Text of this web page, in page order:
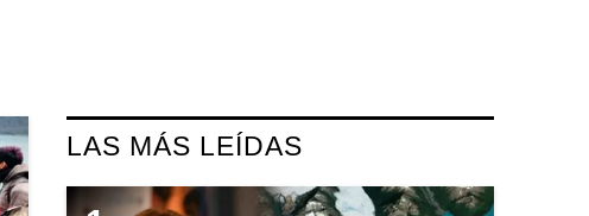
LAS MÁS LEÍDAS